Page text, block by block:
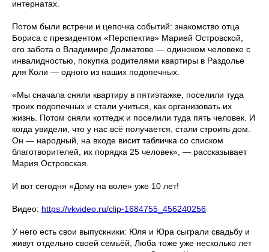
интернатах.
Потом были встречи и цепочка событий: знакомство отца
Бориса с президентом «Перспектив» Марией Островской,
его забота о Владимире Долматове — одиноком человеке с
инвалидностью, покупка родителями квартиры в Раздолье
для Коли — одного из наших подопечных.
«Мы сначала сняли квартиру в пятиэтажке, поселили туда
троих подопечных и стали учиться, как организовать их
жизнь. Потом сняли коттедж и поселили туда пять человек. И
когда увидели, что у нас всё получается, стали строить дом.
Он — народный, на входе висит табличка со списком
благотворителей, их порядка 25 человек», — рассказывает
Мария Островская.
И вот сегодня «Дому на воле» уже 10 лет!
Видео: https://vkvideo.ru/clip-1684755_456240256
У него есть свои выпускники: Юля и Юра сыграли свадьбу и
живут отдельно своей семьёй, Люба тоже уже несколько лет